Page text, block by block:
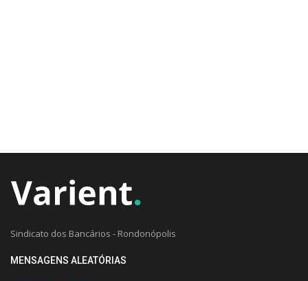
Sindicato dos Bancários - Rondonópolis
MENSAGENS ALEATÓRIAS